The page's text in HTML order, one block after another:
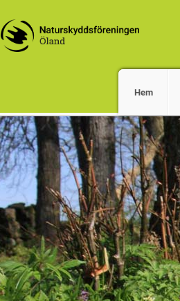
Hem